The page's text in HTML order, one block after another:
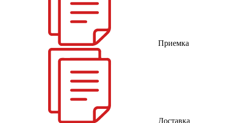
Приемка
Доставка